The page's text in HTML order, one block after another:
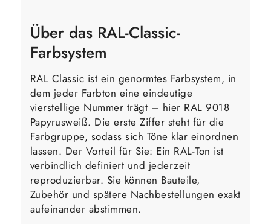
Über das RAL-Classic-
Farbsystem
RAL Classic ist ein genormtes Farbsystem, in
dem jeder Farbton eine eindeutige
vierstellige Nummer trägt – hier RAL 9018
Papyrusweiß. Die erste Ziffer steht für die
Farbgruppe, sodass sich Töne klar einordnen
lassen. Der Vorteil für Sie: Ein RAL-Ton ist
verbindlich definiert und jederzeit
reproduzierbar. Sie können Bauteile,
Zubehör und spätere Nachbestellungen exakt
aufeinander abstimmen.